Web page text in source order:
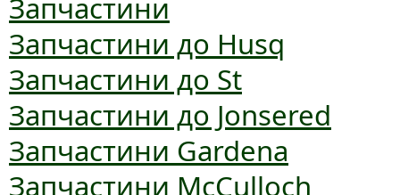
Запчастини
Запчастини до Husq
Запчастини до St
Запчастини до Jonsered
Запчастини Gardena
Запчастини McCulloch